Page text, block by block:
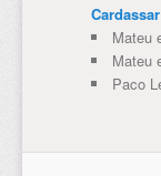
Cardassar
Mateu
Mateu
Paco